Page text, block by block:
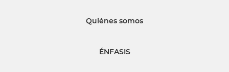
Quiénes somos
ÉNFASIS